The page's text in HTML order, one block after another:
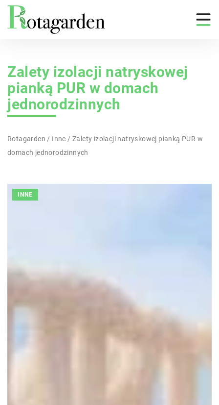
Zalety izolacji natryskowej
pianką PUR w domach
jednorodzinnych
Rotagarden / Inne /Zalety izolacji natryskowej pianką PUR w
domach jednorodzinnych
INNE